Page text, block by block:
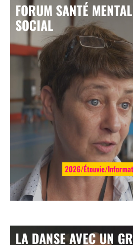
FORUM SANTÉ
SOCIAL
2026/Étouvie/
LA DANSE AVEC UN